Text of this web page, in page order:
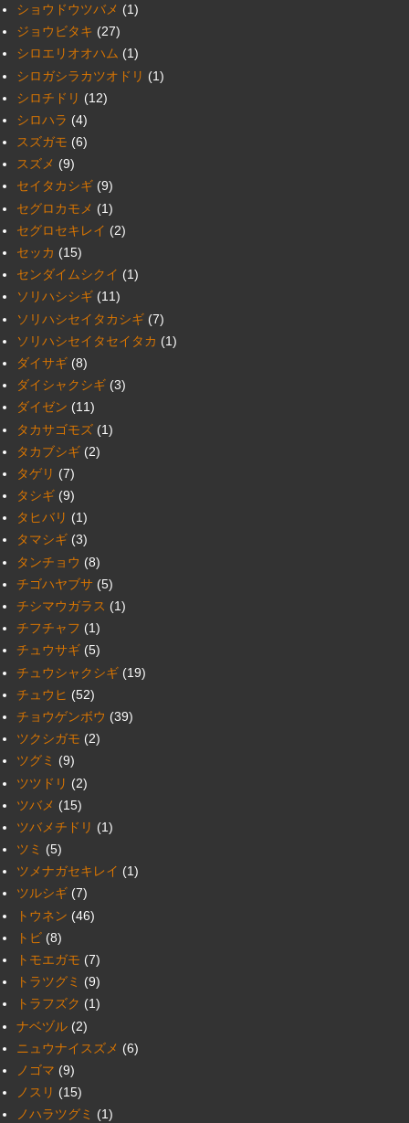
ショウドウツバメ (1)
ジョウビタキ (27)
シロエリオオハム (1)
シロガシラカツオドリ (1)
シロチドリ (12)
シロハラ (4)
スズガモ (6)
スズメ (9)
セイタカシギ (9)
セグロカモメ (1)
セグロセキレイ (2)
セッカ (15)
センダイムシクイ (1)
ソリハシシギ (11)
ソリハシセイタカシギ (7)
ソリハシセイタセイタカ (1)
ダイサギ (8)
ダイシャクシギ (3)
ダイゼン (11)
タカサゴモズ (1)
タカブシギ (2)
タゲリ (7)
タシギ (9)
タヒバリ (1)
タマシギ (3)
タンチョウ (8)
チゴハヤブサ (5)
チシマウガラス (1)
チフチャフ (1)
チュウサギ (5)
チュウシャクシギ (19)
チュウヒ (52)
チョウゲンボウ (39)
ツクシガモ (2)
ツグミ (9)
ツツドリ (2)
ツバメ (15)
ツバメチドリ (1)
ツミ (5)
ツメナガセキレイ (1)
ツルシギ (7)
トウネン (46)
トビ (8)
トモエガモ (7)
トラツグミ (9)
トラフズク (1)
ナベヅル (2)
ニュウナイスズメ (6)
ノゴマ (9)
ノスリ (15)
ノハラツグミ (1)